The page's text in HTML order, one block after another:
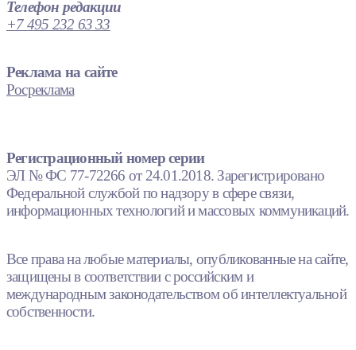
Телефон редакции
+7 495 232 63 33
Реклама на сайте
Росреклама
Регистрационный номер серии
ЭЛ № ФС 77-72266 от 24.01.2018. Зарегистрировано
Федеральной службой по надзору в сфере связи,
информационных технологий и массовых коммуникаций.
Все права на любые материалы, опубликованные на сайте,
защищены в соответствии с российским и
международным законодательством об интеллектуальной
собственности.